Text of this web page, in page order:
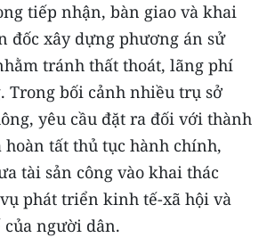
tiếp nhận, bàn giao và khai
đốc xây dựng phương án sử
tránh thất thoát, lãng phí
Trong bối cảnh nhiều trụ sở
yêu cầu đặt ra đối với thành
tất thủ tục hành chính,
tài sản công vào khai thác
phát triển kinh tế-xã hội và
người dân.